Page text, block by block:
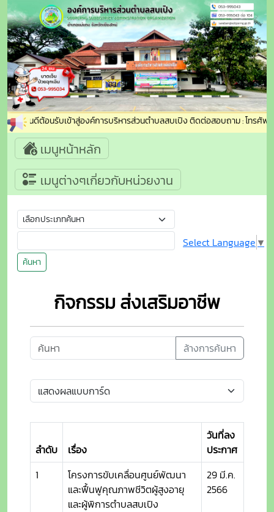
ยินดีต้อนรับเข้าสู่องค์การบริหารส่วนตำบลสบเปิง ติดต่อสอบถาม : โทรศัพท์
เมนูหน้าหลัก
เมนูต่างๆเกี่ยวกับหน่วยงาน
ค้นหา
Select Language ▼
กิจกรรม ส่งเสริมอาชีพ
ล้างการค้นหา
ลำดับ เรื่อง
วันที่ลง
ประกาศ
1
โครงการขับเคลื่อนศูนย์พัฒนา
และฟื้นฟูคุณภาพชีวิตผู้สูงอายุ
และผู้พิการตำบลสบเปิง
29 มี.ค.
2566